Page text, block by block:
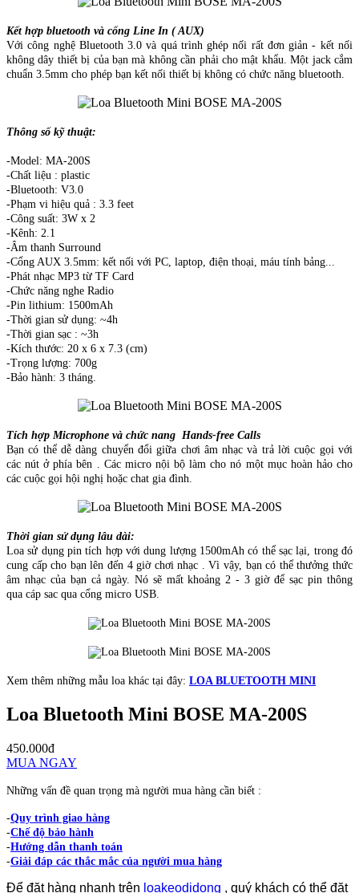
Kết hợp bluetooth và cổng Line In ( AUX)
Với công nghệ Bluetooth 3.0 và quá trình ghép nối rất đơn giản - kết nối
không dây thiết bị của bạn mà không cần phải cho mật khẩu. Một jack cắm
chuẩn 3.5mm cho phép bạn kết nối thiết bị không có chức năng bluetooth.
Thông số kỹ thuật:
-Model: MA-200S
-Chất liệu : plastic
-Bluetooth: V3.0
-Phạm vi hiệu quả : 3.3 feet
-Công suất: 3W x 2
-Kênh: 2.1
-Âm thanh Surround
-Cổng AUX 3.5mm: kết nối với PC, laptop, điện thoại, máu tính bảng...
-Phát nhạc MP3 từ TF Card
-Chức năng nghe Radio
-Pin lithium: 1500mAh
-Thời gian sử dụng: ~4h
-Thời gian sạc : ~3h
-Kích thước: 20 x 6 x 7.3 (cm)
-Trọng lượng: 700g
-Bảo hành: 3 tháng.
Tích hợp Microphone và chức nang Hands-free Calls
Bạn có thể dễ dàng chuyển đổi giữa chơi âm nhạc và trả lời cuộc gọi với
các nút ở phía bên . Các micro nội bộ làm cho nó một mục hoàn hảo cho
các cuộc gọi hội nghị hoặc chat gia đình.
Thời gian sử dụng lâu dài:
Loa sử dụng pin tích hợp với dung lượng 1500mAh có thể sạc lại, trong đó
cung cấp cho bạn lên đến 4 giờ chơi nhạc . Vì vậy, bạn có thể thưởng thức
âm nhạc của bạn cả ngày. Nó sẽ mất khoảng 2 - 3 giờ để sạc pin thông
qua cáp sac qua cổng micro USB.
Xem thêm những mẫu loa khác tại đây: LOA BLUETOOTH MINI
Loa Bluetooth Mini BOSE MA-200S
450.000đ
MUA NGAY
Những vấn đề quan trọng mà người mua hàng cần biết :
-Quy trình giao hàng
-Chế độ bảo hành
-Hướng dẫn thanh toán
-Giải đáp các thắc mắc của người mua hàng
Để đặt hàng nhanh trên loakeodidong , quý khách có thể đặt